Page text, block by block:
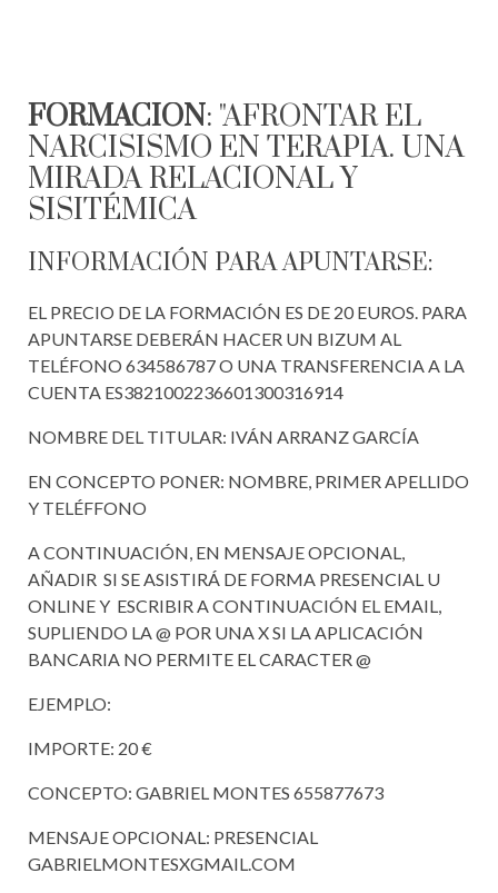
FORMACIÓN: "AFRONTAR EL
NARCISISMO EN TERAPIA. UNA
MIRADA RELACIONAL Y
SISITÉMICA
INFORMACIÓN PARA APUNTARSE:
EL PRECIO DE LA FORMACIÓN ES DE 20 EUROS. PARA
APUNTARSE DEBERÁN HACER UN BIZUM AL
TELÉFONO 634586787 O UNA TRANSFERENCIA A LA
CUENTA ES3821002236601300316914
NOMBRE DEL TITULAR: IVÁN ARRANZ GARCÍA
EN CONCEPTO PONER: NOMBRE, PRIMER APELLIDO
Y TELÉFFONO
A CONTINUACIÓN, EN MENSAJE OPCIONAL,
AÑADIR SI SE ASISTIRÁ DE FORMA PRESENCIAL U
ONLINE Y ESCRIBIR A CONTINUACIÓN EL EMAIL,
SUPLIENDO LA @ POR UNA X SI LA APLICACIÓN
BANCARIA NO PERMITE EL CARACTER @
EJEMPLO:
IMPORTE: 20 €
CONCEPTO: GABRIEL MONTES 655877673
MENSAJE OPCIONAL: PRESENCIAL
GABRIELMONTESXGMAIL.COM